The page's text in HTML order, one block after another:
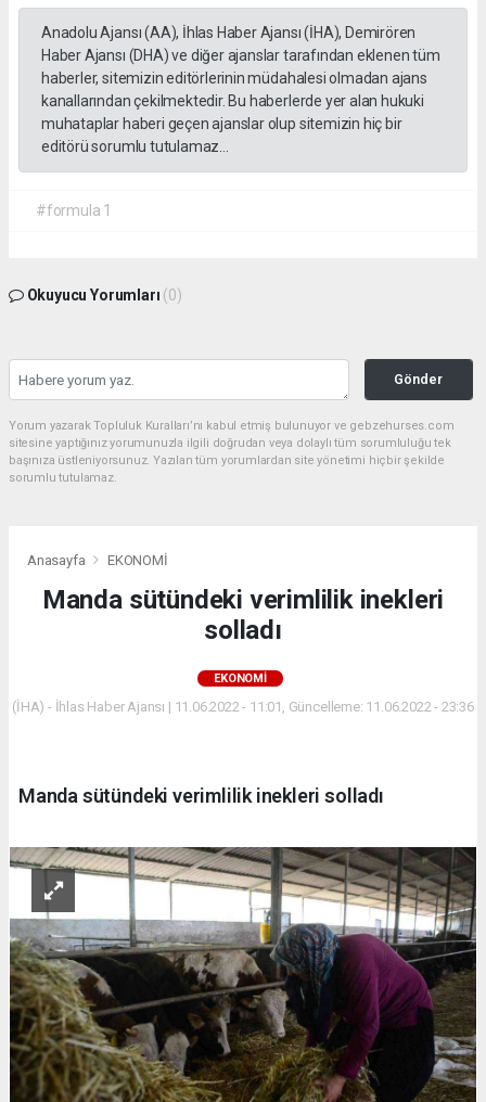
Anadolu Ajansı (AA), İhlas Haber Ajansı (İHA), Demirören
Haber Ajansı (DHA) ve diğer ajanslar tarafından eklenen tüm
haberler, sitemizin editörlerinin müdahalesi olmadan ajans
kanallarından çekilmektedir. Bu haberlerde yer alan hukuki
muhataplar haberi geçen ajanslar olup sitemizin hiç bir
editörü sorumlu tutulamaz...
#formula 1
Okuyucu Yorumları (0)
Gönder
Yorum yazarak Topluluk Kuralları’nı kabul etmiş bulunuyor ve gebzehurses.com
sitesine yaptığınız yorumunuzla ilgili doğrudan veya dolaylı tüm sorumluluğu tek
başınıza üstleniyorsunuz. Yazılan tüm yorumlardan site yönetimi hiçbir şekilde
sorumlu tutulamaz.
Anasayfa EKONOMİ
Manda sütündeki verimlilik inekleri
solladı
EKONOMİ
(İHA) - İhlas Haber Ajansı | 11.06.2022 - 11:01, Güncelleme: 11.06.2022 - 23:36
Manda sütündeki verimlilik inekleri solladı